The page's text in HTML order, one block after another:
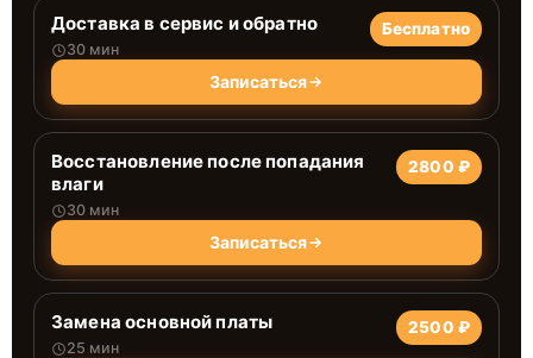
Доставка в сервис и обратно
30 мин
Бесплатно
Записаться
Восстановление после попадания
влаги
30 мин
2800 ₽
Записаться
Замена основной платы
25 мин
2500 ₽